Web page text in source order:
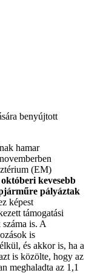
benyújtott
hamar
(EM)
kevesebb
pályáztak
képest
támogatási
is. A
is
és akkor is, ha a
is közölte, hogy az
meghaladta az 1,1